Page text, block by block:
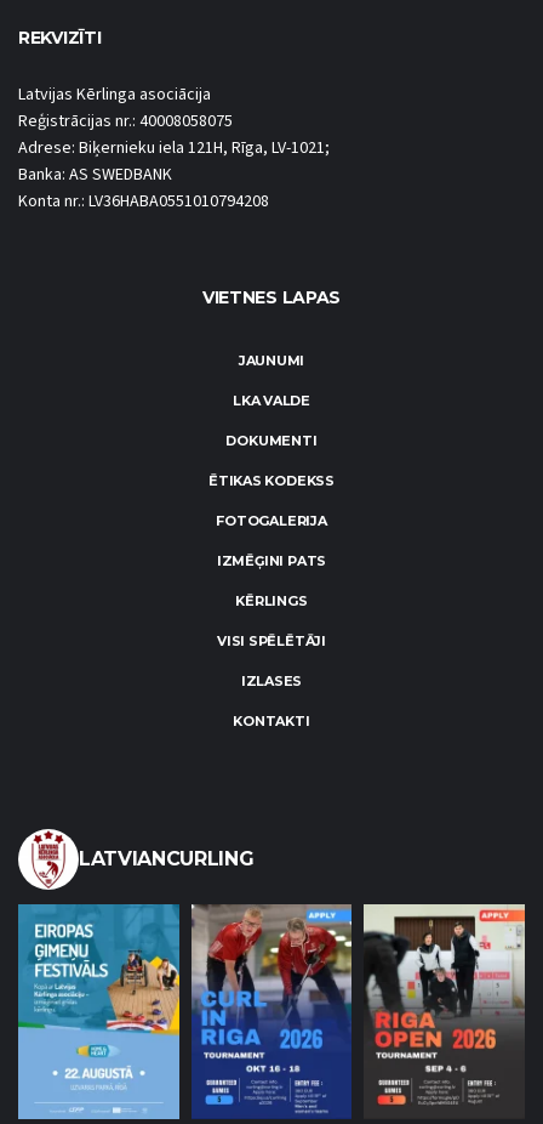
REKVIZĪTI
Latvijas Kērlinga asociācija
Reģistrācijas nr.: 40008058075
Adrese: Biķernieku iela 121H, Rīga, LV-1021;
Banka: AS SWEDBANK
Konta nr.: LV36HABA0551010794208
VIETNES LAPAS
JAUNUMI
LKA VALDE
DOKUMENTI
ĒTIKAS KODEKSS
FOTOGALERIJA
IZMĒĢINI PATS
KĒRLINGS
VISI SPĒLĒTĀJI
IZLASES
KONTAKTI
LATVIANCURLING